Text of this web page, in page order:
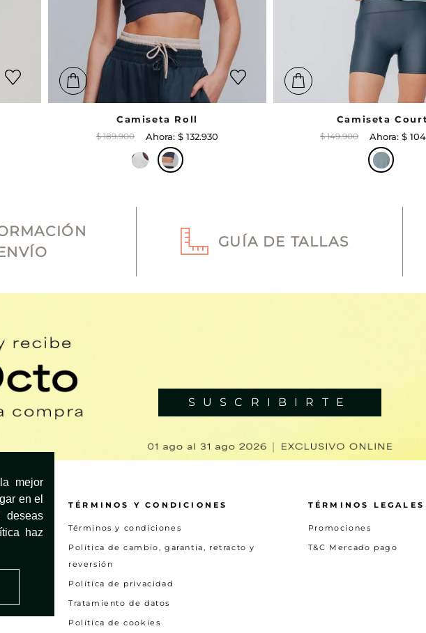
mejor
en el
haz
Camiseta Roll
$ 189.900 $ 132.930
Camiseta
$ 149.900 $ 104
GUÍA DE TALLAS
SUSCRIBIRTE
TÉRMINOS Y CONDICIONES
Términos y condiciones
Política de cambio, garantía, retracto y
reversión
Política de privacidad
Tratamiento de datos
Política de cookies
TÉRMINOS LEGALES
Promociones
T&C Mercado pago